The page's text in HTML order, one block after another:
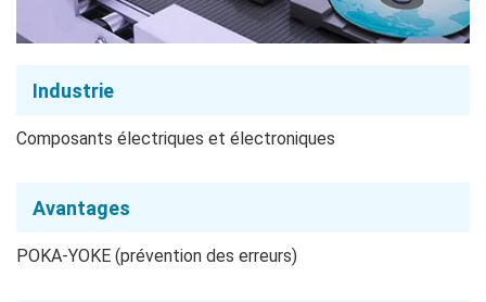
Industrie
Composants électriques et électroniques
Avantages
POKA-YOKE (prévention des erreurs)